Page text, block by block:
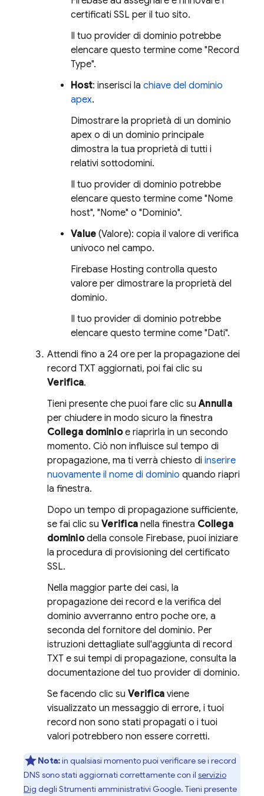
certificati SSL per il tuo sito.
Il tuo provider di dominio potrebbe
elencare questo termine come "Record
Type".
Host: inserisci la chiave del dominio
apex.
Dimostrare la proprietà di un dominio
apex o di un dominio principale
dimostra la tua proprietà di tutti i
relativi sottodomini.
Il tuo provider di dominio potrebbe
elencare questo termine come "Nome
host", "Nome" o "Dominio".
Value (Valore): copia il valore di verifica
univoco nel campo.
Firebase Hosting controlla questo
valore per dimostrare la proprietà del
dominio.
Il tuo provider di dominio potrebbe
elencare questo termine come "Dati".
Attendi fino a 24 ore per la propagazione dei
record TXT aggiornati, poi fai clic su
Verifica.
Tieni presente che puoi fare clic suAnnulla
per chiudere in modo sicuro la finestra
Collega dominioe riaprirla in un secondo
momento. Ciò non influisce sul tempo di
propagazione, ma ti verrà chiesto di inserire
nuovamente il nome di dominio quando riapri
la finestra.
Dopo un tempo di propagazione sufficiente,
se fai clic su Verifica nella finestra Collega
dominiodella console Firebase, puoi iniziare
la procedura di provisioning del certificato
SSL.
Nella maggior parte dei casi, la
propagazione dei record e la verifica del
dominio avverranno entro poche ore, a
seconda del fornitore del dominio. Per
istruzioni dettagliate sull'aggiunta di record
TXT e sui tempi di propagazione, consulta la
documentazione del tuo provider di dominio.
Se facendo clic su Verifica viene
visualizzato un messaggio di errore, i tuoi
record non sono stati propagati o i tuoi
valori potrebbero non essere corretti.
Nota:in qualsiasi momento puoi verificare se i record
DNS sono stati aggiornati correttamente con il servizio
Dig degli Strumenti amministrativi Google. Tieni presente